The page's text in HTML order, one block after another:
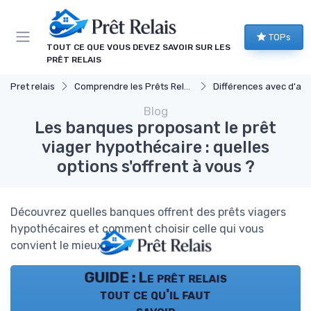
TOUT CE QUE VOUS DEVEZ SAVOIR SUR LES
PRÊT RELAIS
TOPs
Pret relais Comprendre les Prêts Relais Différences avec d'autres prêts
Blog
Les banques proposant le prêt
viager hypothécaire : quelles
options s'offrent à vous ?
Découvrez quelles banques offrent des prêts viagers
hypothécaires et comment choisir celle qui vous
convient le mieux.
GUIDE : Le prêt relais
tout ce qu'il faut
Panneau de gestion des cookies